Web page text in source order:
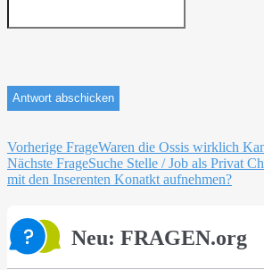
Beitragsnavigation
Vorherige FrageWaren die Ossis wirklich
Nächste FrageSuche Stelle / Job als Privat
mit den Inserenten Konatkt aufnehmen?
Neu: FRAGEN.org